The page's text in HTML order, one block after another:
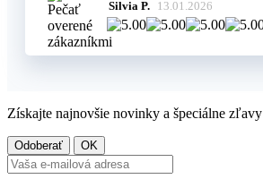
Silvia P. 13.01.2026
Získajte najnovšie novinky a špeciálne zľavy